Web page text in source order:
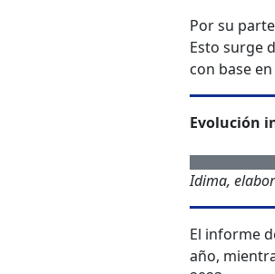
Por su
Esto surge
con base
Evolución
Idima,
El informe
año,